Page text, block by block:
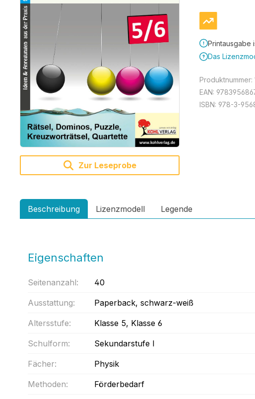
Zur Leseprobe
Printausgabe
Das
Produktnummer:
EAN:
ISBN: 978-3-
Beschreibung Lizenzmodell Legende
Eigenschaften
Seitenanzahl: 40
Ausstattung: Paperback, schwarz-weiß
Altersstufe: Klasse 5, Klasse 6
Schulform: Sekundarstufe I
Fächer: Physik
Methoden: Förderbedarf